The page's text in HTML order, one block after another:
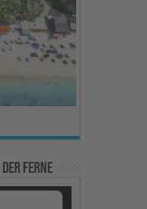
Ferne